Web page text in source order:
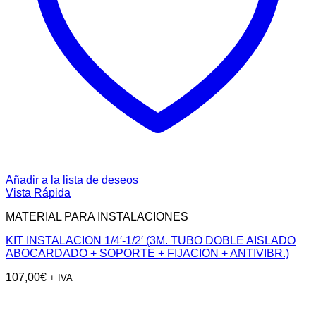
Añadir a la lista de deseos
Vista Rápida
MATERIAL PARA INSTALACIONES
KIT INSTALACION 1/4′-1/2′ (3M. TUBO DOBLE AISLADO
ABOCARDADO + SOPORTE + FIJACION + ANTIVIBR.)
107,00€ + IVA